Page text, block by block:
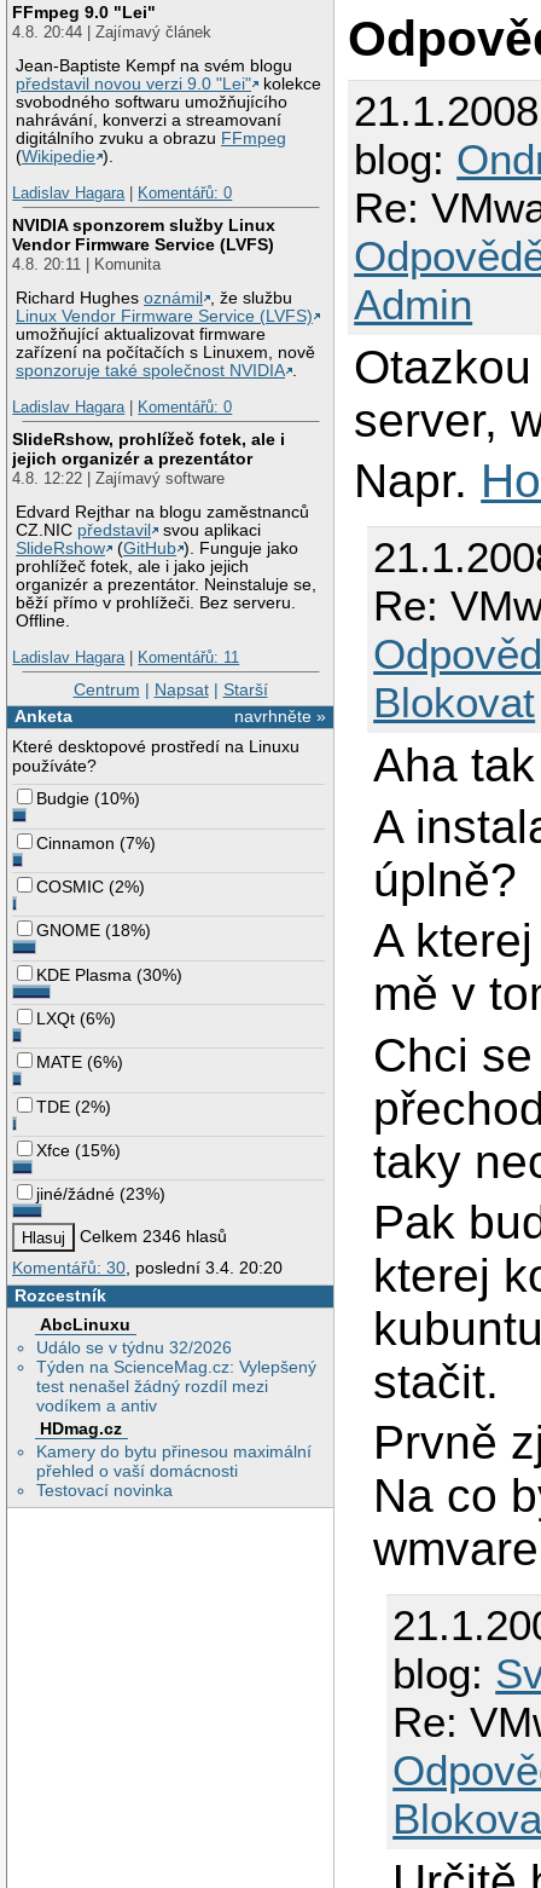
FFmpeg 9.0 "Lei"
4.8. 20:44 | Zajímavý článek
Jean-Baptiste Kempf na svém blogu
představil novou verzi 9.0 "Lei"
kolekce
svobodného softwaru umožňujícího
nahrávání, konverzi a streamovaní
digitálního zvuku a obrazu FFmpeg
(Wikipedie ).
Ladislav Hagara| Komentářů: 0
NVIDIA sponzorem služby Linux
Vendor Firmware Service (LVFS)
4.8. 20:11 | Komunita
Richard Hughesoznámil
, že službu
Linux Vendor Firmware Service (LVFS)
umožňující aktualizovat firmware
zařízení na počítačích s Linuxem, nově
sponzoruje také společnost NVIDIA .
Ladislav Hagara| Komentářů: 0
SlideRshow, prohlížeč fotek, ale i
jejich organizér a prezentátor
4.8. 12:22 | Zajímavý software
Edvard Rejthar na blogu zaměstnanců
CZ.NIC představil
svou aplikaci
SlideRshow
(GitHub ). Funguje jako
prohlížeč fotek, ale i jako jejich
organizér a prezentátor. Neinstaluje se,
běží přímo v prohlížeči. Bez serveru.
Offline.
Ladislav Hagara| Komentářů: 11
Centrum | Napsat| Starší
navrhněte »
Anketa
Které desktopové prostředí na Linuxu
používáte?
Budgie (10%)
Cinnamon (7%)
COSMIC (2%)
GNOME (18%)
KDE Plasma (30%)
LXQt (6%)
MATE (6%)
TDE (2%)
Xfce (15%)
jiné/žádné (23%)
Celkem 2346 hlasů
Komentářů: 30 , poslední 3.4. 20:20
Rozcestník
AbcLinuxu
Událo se v týdnu 32/2026
Týden na ScienceMag.cz: Vylepšený
test nenašel žádný rozdíl mezi
vodíkem a antiv
HDmag.cz
Kamery do bytu přinesou maximální
přehled o vaší domácnosti
Testovací novinka
blog:
Re:
Admin
server,
Napr.
Re:
Blokovat
Aha
A
úplně?
A
mě v
Chci
taky
Pak
kterej
stačit.
Prvně
Na co
blog:
Re: